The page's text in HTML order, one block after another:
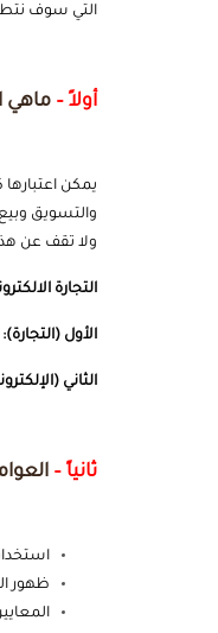
التي سوف
أولاً – ماهي
يمكن
والتسويق
ولا تقف عن
التجارة
الأول (التجارة):
الثاني
ثانياً –
ظهور